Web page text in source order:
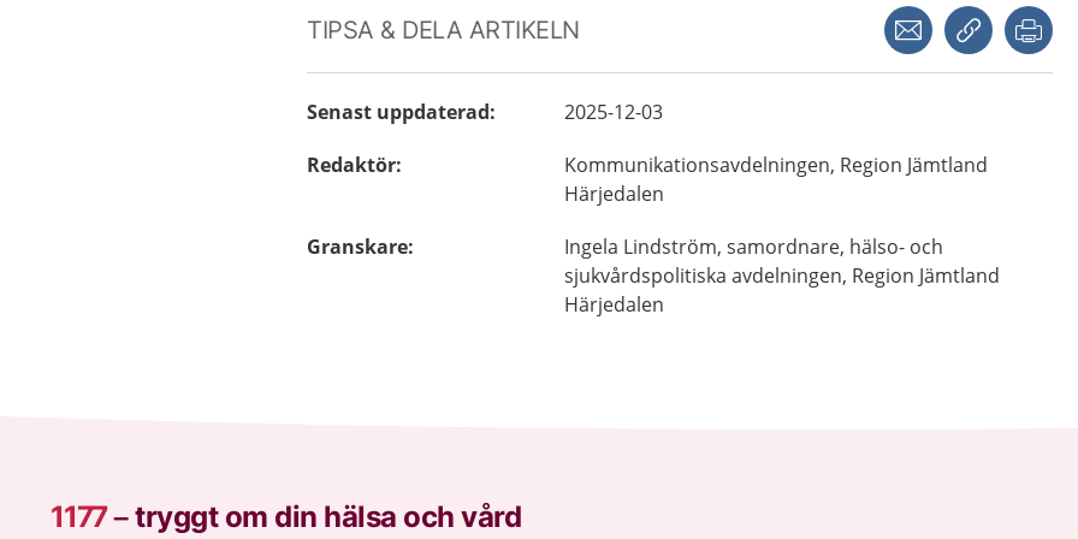
TIPSA & DELA ARTIKELN Dela via mejlKopiera länk
Senast uppdaterad:
2025-12-03
Redaktör: Kommunikationsavdelningen, Region Jämtland
Härjedalen
Granskare: Ingela Lindström, samordnare, hälso- och
sjukvårdspolitiska avdelningen, Region Jämtland
Härjedalen
1177–tryggt om din hälsa och vård